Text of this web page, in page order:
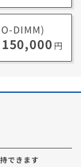
DIMM)
円
できます